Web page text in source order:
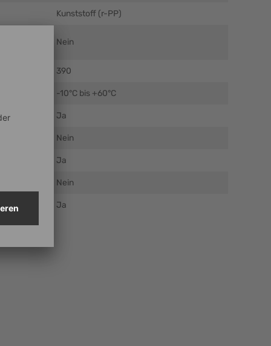
Kunststoff (r-PP)
Nein
390
-10°C bis +60°C
Ja
Nein
Ja
Nein
Ja